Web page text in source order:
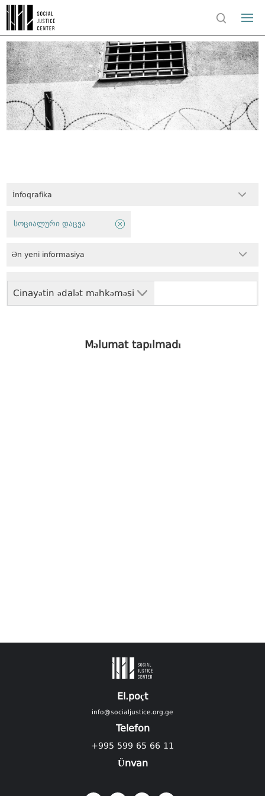
İnfoqrafika
Cinayətin ədalət məhkəməsi
სოციალური დაცვა
Ən yeni informasiya
Məlumat tapılmadı
El.poçt
info@socialjustice.org.ge
Telefon
+995 599 65 66 11
Ünvan